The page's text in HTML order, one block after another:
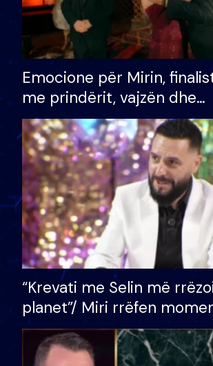
Emocione për Mirin,
me prindërit, vajzën dhe
bashkëshorten: S’kemi
divorci apo jo?
“Krevati me Selin më
planet”/ Miri rrëfen
bukura në shtëpinë e BB
mungojë zilja e mëngjesit